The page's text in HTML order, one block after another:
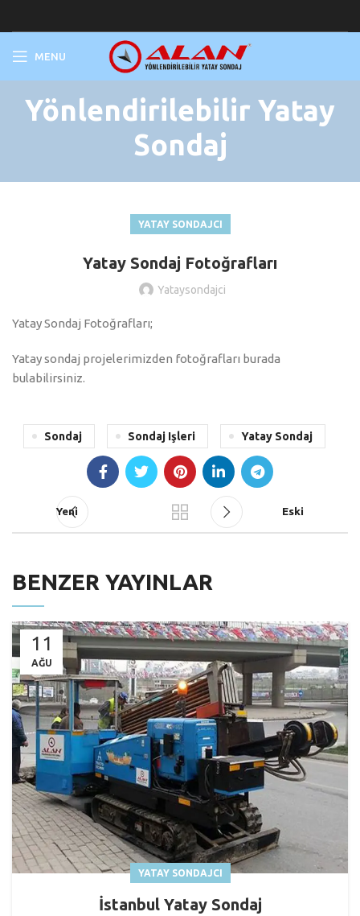
MENU
Yönlendirilebilir Yatay
Sondaj
YATAY SONDAJCI
Yatay Sondaj Fotoğrafları
Yataysondajci
Yatay Sondaj Fotoğrafları;
Yatay sondaj projelerimizden fotoğrafları burada
bulabilirsiniz.
Sondaj Sondaj Işleri Yatay Sondaj
Yeni Eski
BENZER YAYINLAR
11
AĞU
YATAY SONDAJCI
İstanbul Yatay Sondaj